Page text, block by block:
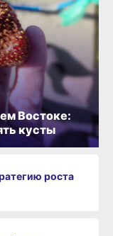
Востоке:
кусты
роста